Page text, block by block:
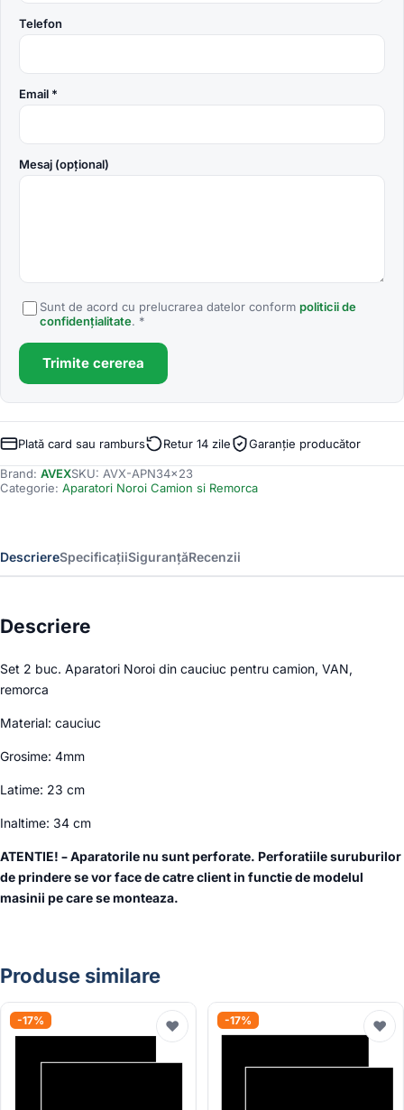
Telefon
Email *
Mesaj (opțional)
Sunt de acord cu prelucrarea datelor conform politicii de
confidențialitate. *
Trimite cererea
Plată card sau ramburs Retur 14 zile Garanție producător
Brand: AVEXSKU: AVX-APN34x23
Categorie: Aparatori Noroi Camion si Remorca
DescriereSpecificațiiSiguranțăRecenzii
Descriere
Set 2 buc. Aparatori Noroi din cauciuc pentru camion, VAN,
remorca
Material: cauciuc
Grosime: 4mm
Latime: 23 cm
Inaltime: 34 cm
ATENTIE! – Aparatorile nu sunt perforate. Perforatiile suruburilor
de prindere se vor face de catre client in functie de modelul
masinii pe care se monteaza.
Produse similare
-17% ♥ -17% ♥